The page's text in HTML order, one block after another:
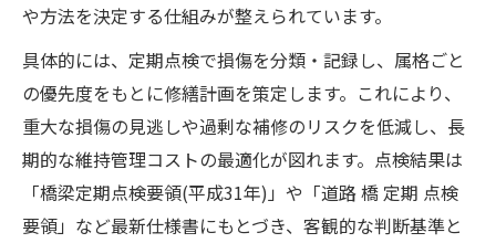
や方法を決定する仕組みが整えられています。
具体的には、定期点検で損傷を分類・記録し、属格ごと
の優先度をもとに修繕計画を策定します。これにより、
重大な損傷の見逃しや過剰な補修のリスクを低減し、長
期的な維持管理コストの最適化が図れます。点検結果は
「橋梁定期点検要領(平成31年)」や「道路 橋 定期 点検
要領」など最新仕様書にもとづき、客観的な判断基準と